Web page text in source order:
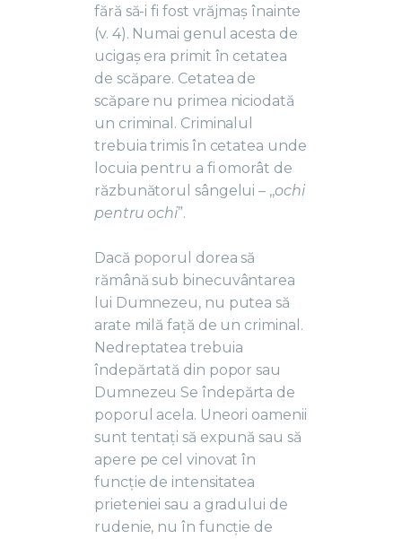
fără să-i fi fost vrăjmaș înainte
(v. 4). Numai genul acesta de
ucigaș era primit în cetatea
de scăpare. Cetatea de
scăpare nu primea niciodată
un criminal. Criminalul
trebuia trimis în cetatea unde
locuia pentru a fi omorât de
răzbunătorul sângelui – ,,ochi
pentru ochi”.
Dacă poporul dorea să
rămână sub binecuvântarea
lui Dumnezeu, nu putea să
arate milă față de un criminal.
Nedreptatea trebuia
îndepărtată din popor sau
Dumnezeu Se îndepărta de
poporul acela. Uneori oamenii
sunt tentați să expună sau să
apere pe cel vinovat în
funcție de intensitatea
prieteniei sau a gradului de
rudenie, nu în funcție de